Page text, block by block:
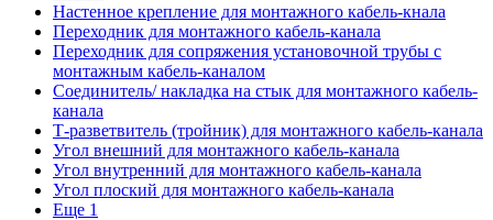
Настенное крепление для монтажного кабель-кнала
Переходник для монтажного кабель-канала
Переходник для сопряжения установочной трубы с
монтажным кабель-каналом
Соединитель/ накладка на стык для монтажного кабель-
канала
Т-разветвитель (тройник) для монтажного кабель-канала
Угол внешний для монтажного кабель-канала
Угол внутренний для монтажного кабель-канала
Угол плоский для монтажного кабель-канала
Еще 1